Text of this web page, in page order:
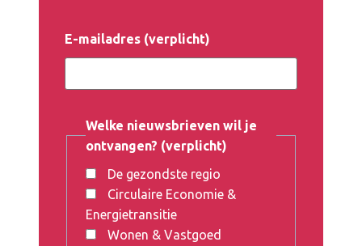
E-mailadres (verplicht)
Welke nieuwsbrieven wil je
ontvangen? (verplicht)
De gezondste regio
Circulaire Economie &
Energietransitie
Wonen & Vastgoed